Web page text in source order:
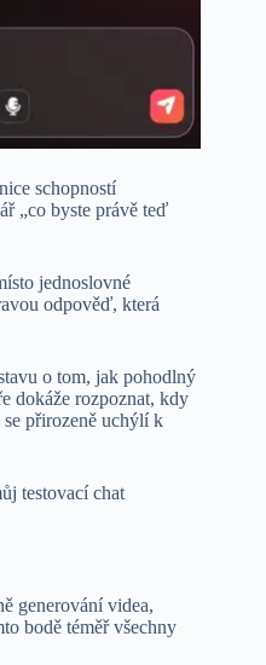
schopností
„co byste právě teď
jednoslovné
odpověď, která
o tom, jak pohodlný
dokáže rozpoznat, kdy
se přirozeně uchýlí k
testovací chat
generování videa,
bodě téměř všechny